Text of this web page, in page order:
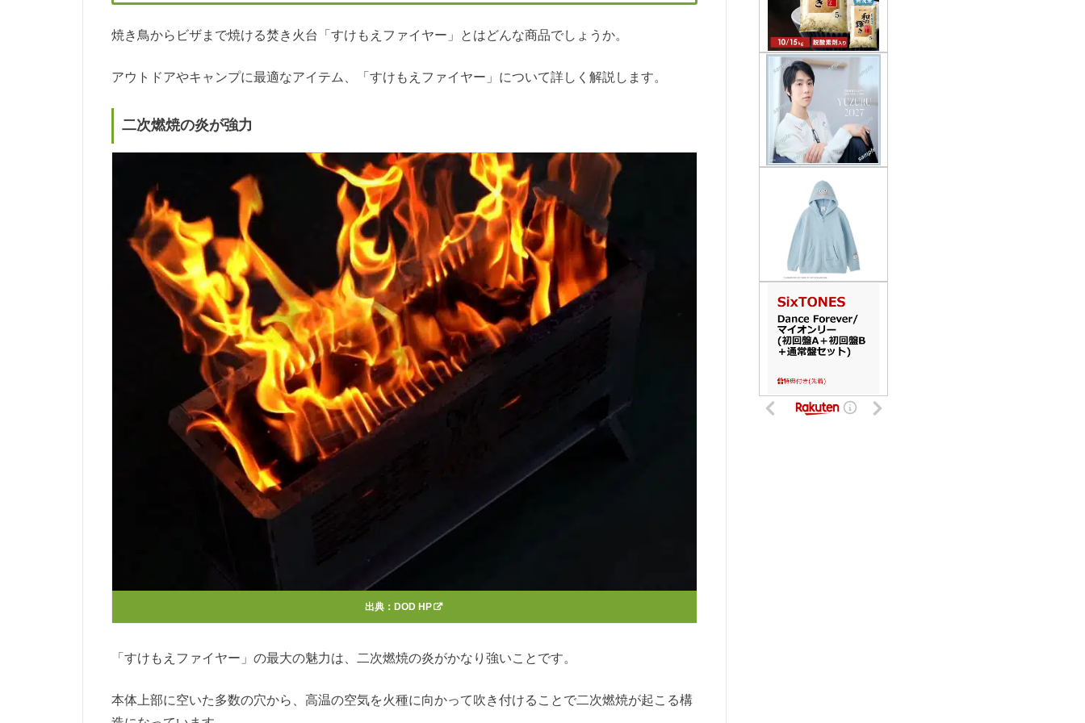
焼き鳥からビザまで焼ける焚き火台「すけもえファイヤー」とはどんな商品でしょうか。
アウトドアやキャンプに最適なアイテム、「すけもえファイヤー」について詳しく解説します。
二次燃焼の炎が強力
出典： DOD HP
「すけもえファイヤー」の最大の魅力は、二次燃焼の炎がかなり強いことです。
本体上部に空いた多数の穴から、高温の空気を火種に向かって吹き付けることで二次燃焼が起こる構